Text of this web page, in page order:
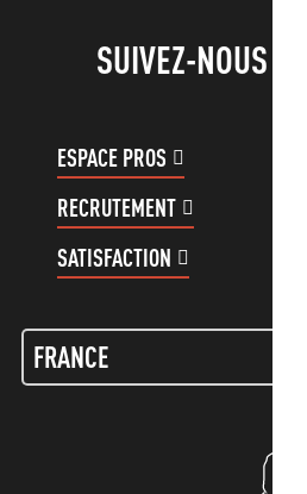
SUIVEZ-NOUS !
ESPACE PROS
RECRUTEMENT
SATISFACTION